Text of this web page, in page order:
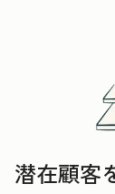
潜在顧客